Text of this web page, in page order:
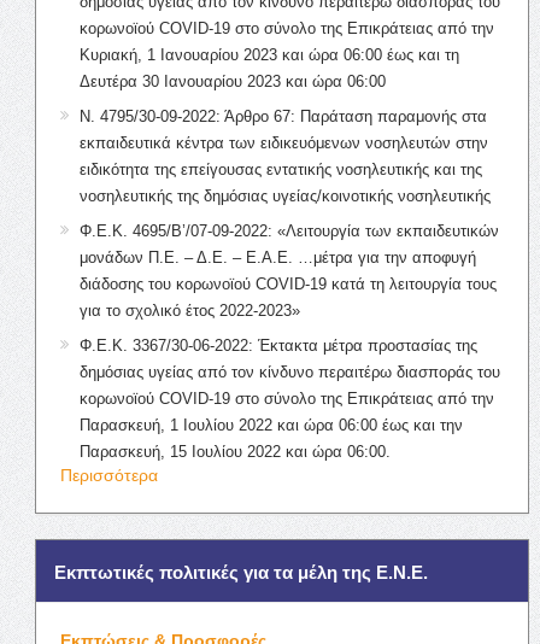
κορωνοϊού COVID-19 στο σύνολο της Επικράτειας από την
Κυριακή, 1 Ιανουαρίου 2023 και ώρα 06:00 έως και τη
Δευτέρα 30 Ιανουαρίου 2023 και ώρα 06:00
Ν. 4795/30-09-2022: Άρθρο 67: Παράταση παραμονής στα
εκπαιδευτικά κέντρα των ειδικευόμενων νοσηλευτών στην
ειδικότητα της επείγουσας εντατικής νοσηλευτικής και της
νοσηλευτικής της δημόσιας υγείας/κοινοτικής νοσηλευτικής
Φ.Ε.Κ. 4695/Β’/07-09-2022: «Λειτουργία των εκπαιδευτικών
μονάδων Π.Ε. – Δ.Ε. – Ε.Α.Ε. …μέτρα για την αποφυγή
διάδοσης του κορωνοϊού COVID-19 κατά τη λειτουργία τους
για το σχολικό έτος 2022-2023»
Φ.Ε.Κ. 3367/30-06-2022: Έκτακτα μέτρα προστασίας της
δημόσιας υγείας από τον κίνδυνο περαιτέρω διασποράς του
κορωνοϊού COVID-19 στο σύνολο της Επικράτειας από την
Παρασκευή, 1 Ιουλίου 2022 και ώρα 06:00 έως και την
Παρασκευή, 15 Ιουλίου 2022 και ώρα 06:00.
Περισσότερα
Εκπτωτικές πολιτικές για τα μέλη της Ε.Ν.Ε.
Εκπτώσεις & Προσφορές